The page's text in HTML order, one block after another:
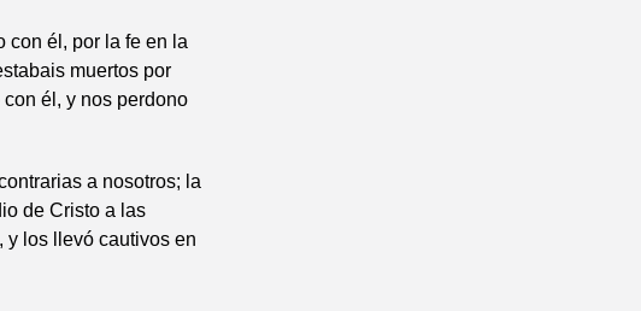
con él, por la fe en la
muertos por
él, y nos perdono
a nosotros; la
de Cristo a las
y los llevó cautivos en